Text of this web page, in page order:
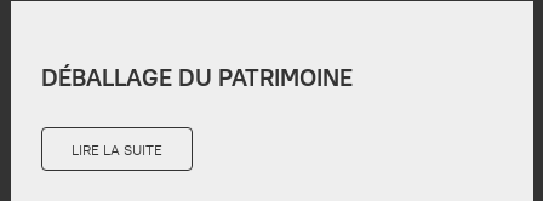
DÉBALLAGE DU PATRIMOINE
LIRE LA SUITE